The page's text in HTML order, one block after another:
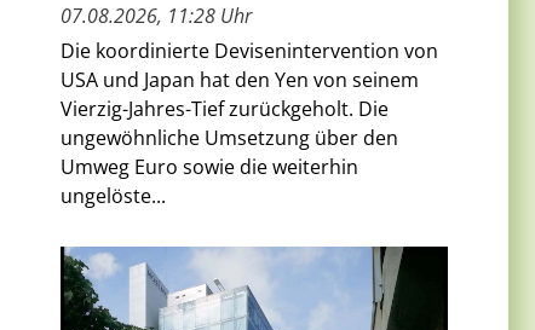
07.08.2026, 11:28 Uhr
Die koordinierte Devisenintervention von
USA und Japan hat den Yen von seinem
Vierzig-Jahres-Tief zurückgeholt. Die
ungewöhnliche Umsetzung über den
Umweg Euro sowie die weiterhin
ungelöste...